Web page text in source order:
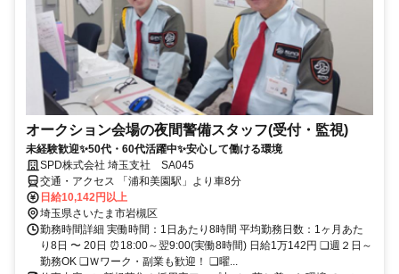
オークション会場の夜間警備スタッフ(受付・監視)
未経験歓迎✨50代・60代活躍中✨安心して働ける環境
SPD株式会社 埼玉支社 SA045
交通・アクセス 「浦和美園駅」より車8分
日給10,142円以上
埼玉県さいたま市岩槻区
勤務時間詳細 実働時間：1日あたり8時間 平均勤務日数：1ヶ月あた
り8日 〜 20日 ⏰18:00～翌9:00(実働8時間) 日給1万142円 ❏週２日～
勤務OK ❏Ｗワーク・副業も歓迎！ ❏曜...